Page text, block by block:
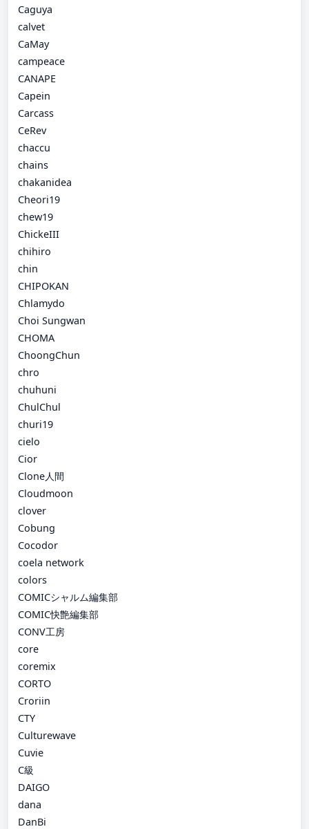
Caguya
calvet
CaMay
campeace
CANAPE
Capein
Carcass
CeRev
chaccu
chains
chakanidea
Cheori19
chew19
ChickeIII
chihiro
chin
CHIPOKAN
Chlamydo
Choi Sungwan
CHOMA
ChoongChun
chro
chuhuni
ChulChul
churi19
cielo
Cior
Clone人間
Cloudmoon
clover
Cobung
Cocodor
coela network
colors
COMICシャルム編集部
COMIC快艶編集部
CONV工房
core
coremix
CORTO
Croriin
CTY
Culturewave
Cuvie
C級
DAIGO
dana
DanBi